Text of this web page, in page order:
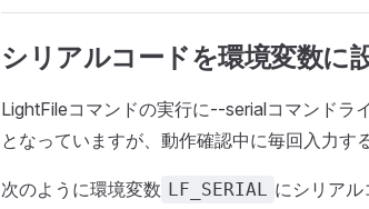
シリアルコードを環境変数に
LightFileコマンドの実行に--serialコマンドラ
となっていますが、動作確認中に毎回入力す
次のように環境変数 LF_SERIAL にシリア